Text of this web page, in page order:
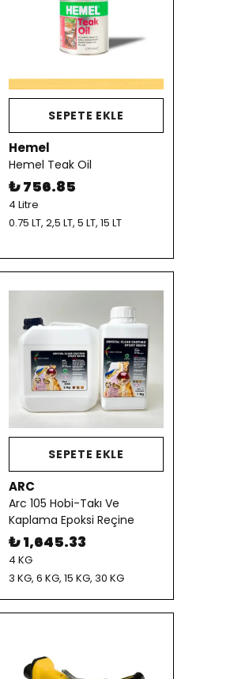
SEPETE EKLE
Hemel
Hemel Teak Oil
₺ 756.85
4 Litre
0.75 LT, 2,5 LT, 5 LT, 15 LT
SEPETE EKLE
ARC
Arc 105 Hobi-Takı Ve
Kaplama Epoksi Reçine
₺ 1,645.33
4 KG
3 KG, 6 KG, 15 KG, 30 KG